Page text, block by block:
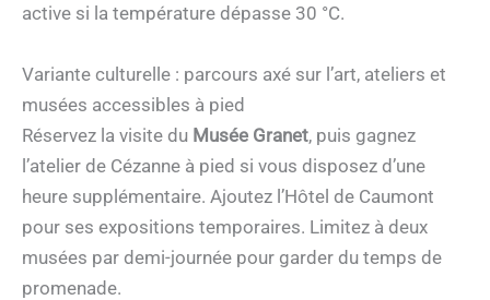
active si la température dépasse 30 °C.
Variante culturelle : parcours axé sur l’art, ateliers et
musées accessibles à pied
Réservez la visite du Musée Granet, puis gagnez
l’atelier de Cézanne à pied si vous disposez d’une
heure supplémentaire. Ajoutez l’Hôtel de Caumont
pour ses expositions temporaires. Limitez à deux
musées par demi-journée pour garder du temps de
promenade.